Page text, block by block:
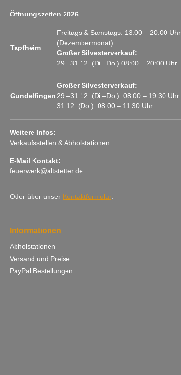
Öffnungszeiten 2026
Tapfheim
Freitags & Samstags: 13:00 – 20:00 Uhr
(Dezembermonat)
Großer Silvesterverkauf:
29.–31.12. (Di.–Do.) 08:00 – 20:00 Uhr
Gundelfingen
Großer Silvesterverkauf:
29.–31.12. (Di.–Do.): 08:00 – 19:30 Uhr
31.12. (Do.): 08:00 – 11:30 Uhr
Weitere Infos:
Verkaufsstellen & Abholstationen
E-Mail Kontakt:
feuerwerk@altstetter.de
Oder über unser Kontaktformular.
Informationen
Abholstationen
Versand und Preise
PayPal Bestellungen